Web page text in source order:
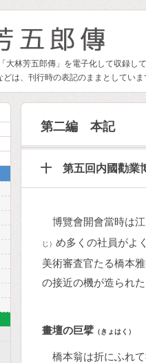
大林芳五郎傳」を電子化して収録し
どは、刊行時の表記のままとしてい
第二編 本記
十 第五回内國勸
博覽會開會當時は
じ） め多くの社員がよ
美術審査官たる橋本
の接近の機が造られ
畫壇の巨擘 （きょはく）
橋本翁は折にふれ